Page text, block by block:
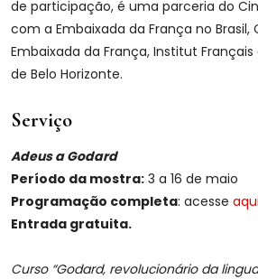
de participação, é uma parceria do
com a Embaixada da França no
Embaixada da França, Institut
de Belo Horizonte.
Serviço
Adeus a Godard
Período da mostra: 3 a 16 de maio
Programação completa: acesse aqui
Entrada gratuita.
Curso “Godard, revolucionário da